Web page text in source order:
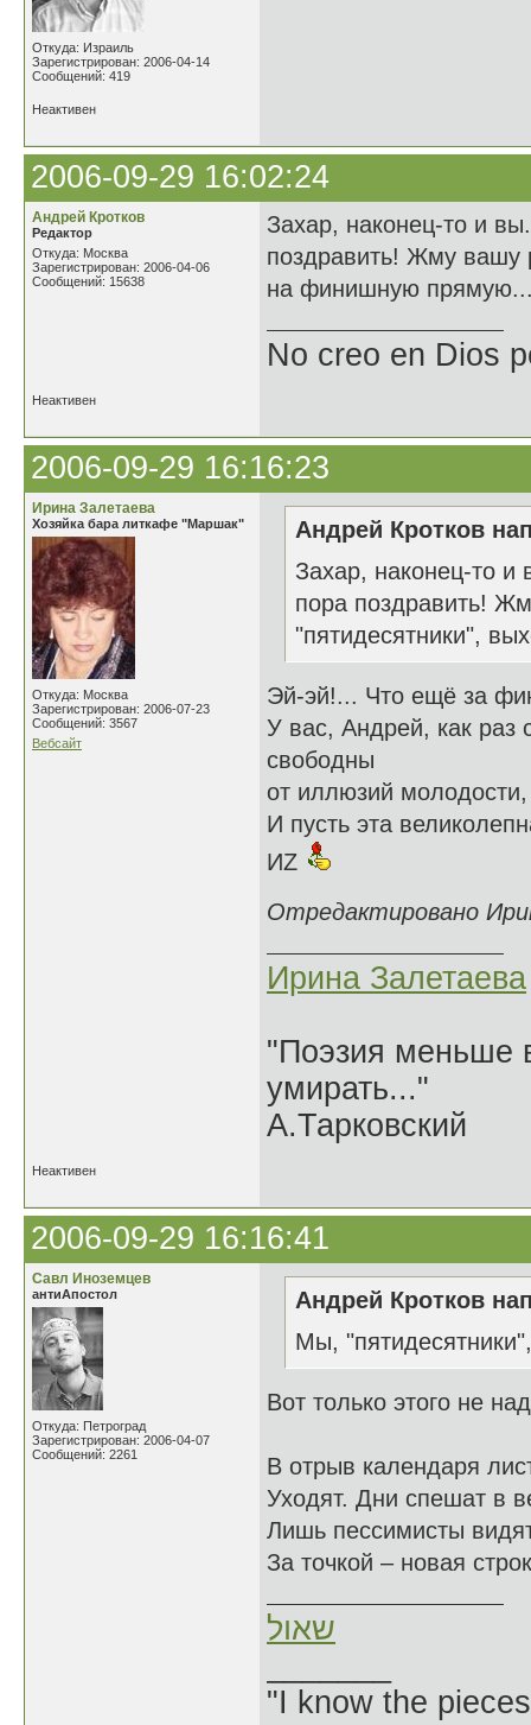
Откуда: Израиль
Зарегистрирован: 2006-04-14
Сообщений: 419
Неактивен
2006-09-29 16:02:24
Андрей Кротков
Редактор
Откуда: Москва
Зарегистрирован: 2006-04-06
Сообщений: 15638
Захар, наконец-то и
поздравить! Жму вашу
на финишную
No creo en Dios
Неактивен
2006-09-29 16:16:23
Ирина Залетаева
Хозяйка бара литкафе "Маршак"
Откуда: Москва
Зарегистрирован: 2006-07-23
Сообщений: 3567
Вебсайт
Андрей Кротков
Захар, наконец-то и
пора поздравить!
"пятидесятники",
Эй-эй!... Что ещё за
У вас, Андрей, как раз
свободны
от иллюзий
И пусть эта
ИZ
Отредактировано
Ирина Залетаева
"Поэзия меньше
умирать..."
А.Тарковский
Неактивен
2006-09-29 16:16:41
Савл Иноземцев
антиАпостол
Откуда: Петроград
Зарегистрирован: 2006-04-07
Сообщений: 2261
Андрей Кротков
Мы,
Вот только этого не
В отрыв календаря
Уходят. Дни спешат в
Лишь пессимисты
За точкой – новая
שאול
"I know the